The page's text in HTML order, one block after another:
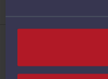
ME
7